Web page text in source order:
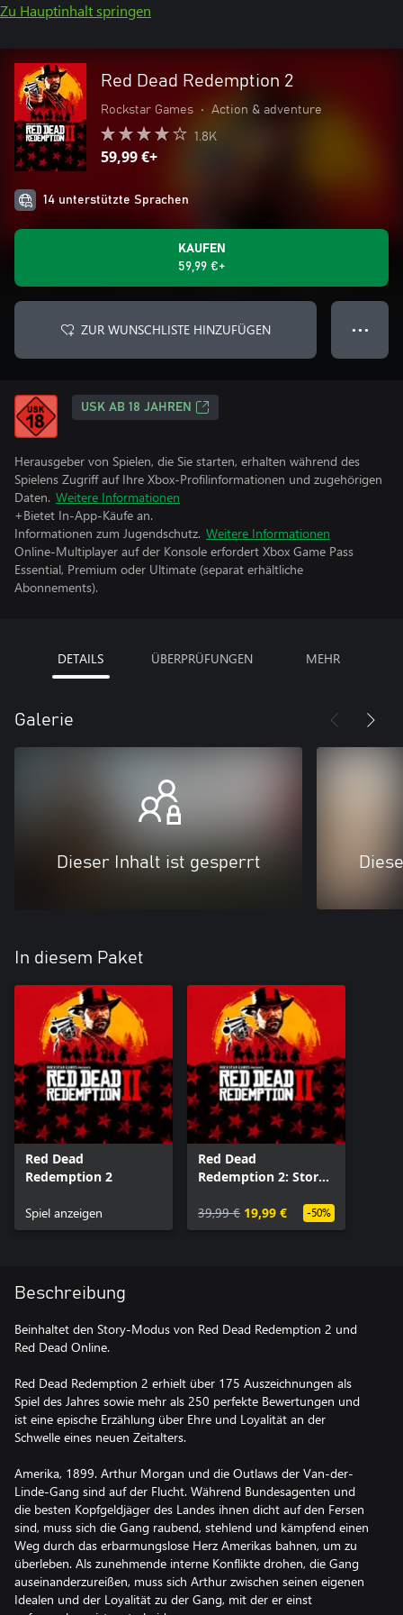
Zu Hauptinhalt springen
Red Dead Redemption 2
Rockstar Games • Action & adventure
1.8K
59,99 €+
14 unterstützte Sprachen
KAUFEN
59,99 €+
ZUR WUNSCHLISTE HINZUFÜGEN ● ● ●
USK AB 18 JAHREN
Herausgeber von Spielen, die Sie starten, erhalten während des
Spielens Zugriff auf Ihre Xbox-Profilinformationen und zugehörigen
Daten. Weitere Informationen
+Bietet In-App-Käufe an.
Informationen zum Jugendschutz. Weitere Informationen
Online-Multiplayer auf der Konsole erfordert Xbox Game Pass
Essential, Premium oder Ultimate (separat erhältliche
Abonnements).
DETAILS ÜBERPRÜFUNGEN MEHR
Galerie
Dieser Inhalt ist gesperrt
In diesem Paket
Red Dead
Redemption 2
Spiel anzeigen
Red Dead
Redemption 2: Story-
39,99 € 19,99 € -50%
Beschreibung
Beinhaltet den Story-Modus von Red Dead Redemption 2 und
Red Dead Online.
Red Dead Redemption 2 erhielt über 175 Auszeichnungen als
Spiel des Jahres sowie mehr als 250 perfekte Bewertungen und
ist eine epische Erzählung über Ehre und Loyalität an der
Schwelle eines neuen Zeitalters.
Amerika, 1899. Arthur Morgan und die Outlaws der Van-der-
Linde-Gang sind auf der Flucht. Während Bundesagenten und
die besten Kopfgeldjäger des Landes ihnen dicht auf den Fersen
sind, muss sich die Gang raubend, stehlend und kämpfend einen
Weg durch das erbarmungslose Herz Amerikas bahnen, um zu
überleben. Als zunehmende interne Konflikte drohen, die Gang
auseinanderzureißen, muss sich Arthur zwischen seinen eigenen
Idealen und der Loyalität zu der Gang, mit der er einst